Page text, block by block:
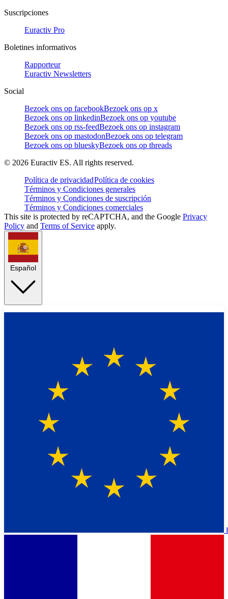
Suscripciones
Euractiv Pro
Boletines informativos
Rapporteur
Euractiv Newsletters
Social
Bezoek ons op facebookBezoek ons op x
Bezoek ons op linkedinBezoek ons op youtube
Bezoek ons op rss-feedBezoek ons op instagram
Bezoek ons op mastodonBezoek ons op telegram
Bezoek ons op blueskyBezoek ons op threads
© 2026 Euractiv ES. All rights reserved.
Política de privacidadPolítica de cookies
Términos y Condiciones generales
Términos y Condiciones de suscripción
Términos y Condiciones comerciales
This site is protected by reCAPTCHA, and the Google Privacy
Policy and Terms of Service apply.
Español